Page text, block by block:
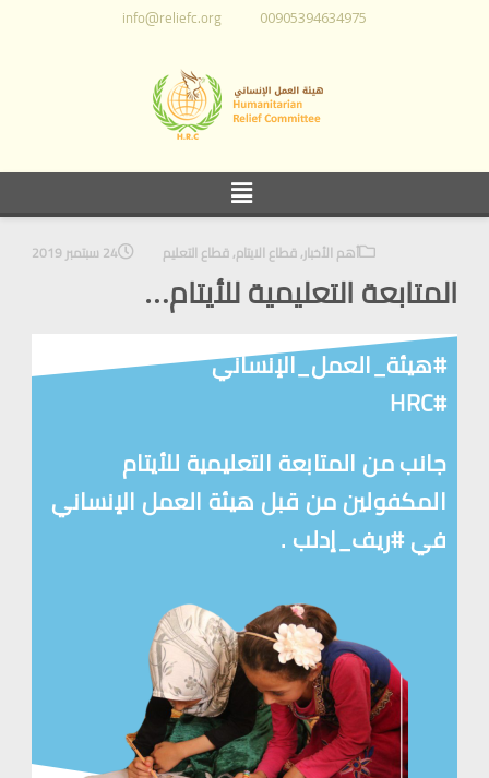
00905394634975
info@reliefc.org
24 سبتمبر 2019 أهم الأخبار,قطاع الايتام,قطاع التعليم
المتابعة التعليمية للأيتام…
#هيئة_العمل_الإنساني
#HRC
جانب من المتابعة التعليمية للأيتام
المكفولين من قبل هيئة العمل الإنساني
في #ريف_إدلب .